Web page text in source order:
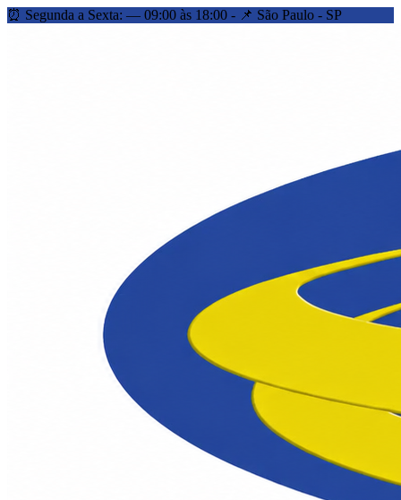
⏰ Segunda a Sexta: — 09:00 às 18:00 - 📌 São Paulo - SP